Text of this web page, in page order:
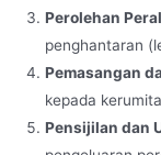
Perolehan
penghantaran
Pemasangan
kepada
Pensijilan dan